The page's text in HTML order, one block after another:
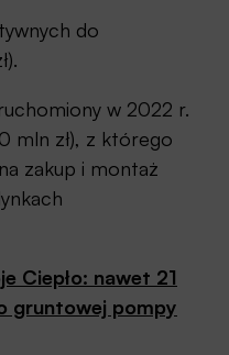
do
w 2022 r.
mln zł), z którego
zakup i montaż
Ciepło: nawet 21
gruntowej pompy